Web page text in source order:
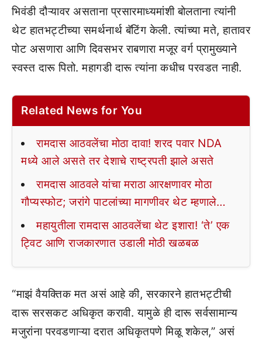
भिवंडी दौऱ्यावर असताना प्रसारमाध्यमांशी बोलताना त्यांनी
थेट हातभट्टीच्या समर्थनार्थ बॅटिंग केली. त्यांच्या मते, हातावर
पोट असणारा आणि दिवसभर राबणारा मजूर वर्ग प्रामुख्याने
स्वस्त दारू पितो. महागडी दारू त्यांना कधीच परवडत नाही.
Related News for You
रामदास आठवलेंचा मोठा दावा! शरद पवार NDA
मध्ये आले असते तर देशाचे राष्ट्रपती झाले असते
रामदास आठवले यांचा मराठा आरक्षणावर मोठा
गौप्यस्फोट; जरांगे पाटलांच्या मागणीवर थेट म्हणाले…
महायुतीला रामदास आठवलेंचा थेट इशारा! ‘ते’ एक
ट्विट आणि राजकारणात उडाली मोठी खळबळ
“माझं वैयक्तिक मत असं आहे की, सरकारने हातभट्टीची
दारू सरसकट अधिकृत करावी. यामुळे ही दारू सर्वसामान्य
मजुरांना परवडणाऱ्या दरात अधिकृतपणे मिळू शकेल,” असं